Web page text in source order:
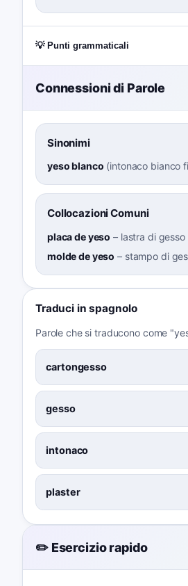
💡 Punti grammaticali
Connessioni di Parole
Sinonimi
yeso blanco (intonaco bianco
Collocazioni Comuni
placa de yeso – lastra di
molde de yeso – stampo di
Traduci in spagnolo
Parole che si traducono come
cartongesso
gesso
intonaco
plaster
✏️ Esercizio rapido